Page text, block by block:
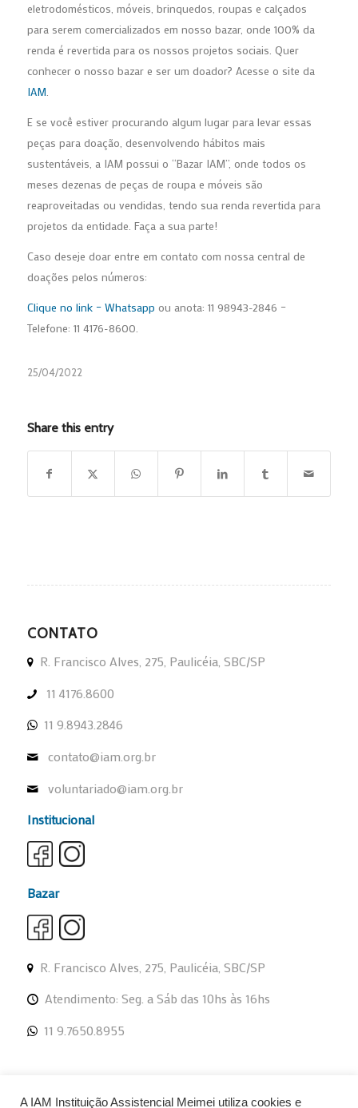
eletrodomésticos, móveis, brinquedos, roupas e calçados
para serem comercializados em nosso bazar, onde 100% da
renda é revertida para os nossos projetos sociais. Quer
conhecer o nosso bazar e ser um doador? Acesse o site da
IAM.
E se você estiver procurando algum lugar para levar essas
peças para doação, desenvolvendo hábitos mais
sustentáveis, a IAM possui o “Bazar IAM”, onde todos os
meses dezenas de peças de roupa e móveis são
reaproveitadas ou vendidas, tendo sua renda revertida para
projetos da entidade. Faça a sua parte!
Caso deseje doar entre em contato com nossa central de
doações pelos números:
Clique no link – Whatsapp ou anota: 11 98943-2846 –
Telefone: 11 4176-8600.
25/04/2022
Share this entry
CONTATO
R. Francisco Alves, 275, Paulicéia, SBC/SP
11 4176.8600
11 9.8943.2846
contato@iam.org.br
voluntariado@iam.org.br
Institucional
Bazar
R. Francisco Alves, 275, Paulicéia, SBC/SP
Atendimento: Seg. a Sáb das 10hs às 16hs
11 9.7650.8955
A IAM Instituição Assistencial Meimei utiliza cookies e